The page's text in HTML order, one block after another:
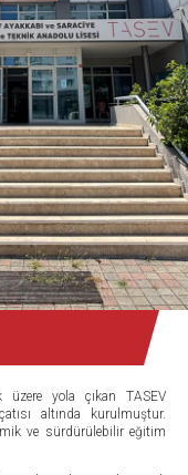
üzere yola çıkan TASEV
altında kurulmuştur.
ve sürdürülebilir eğitim